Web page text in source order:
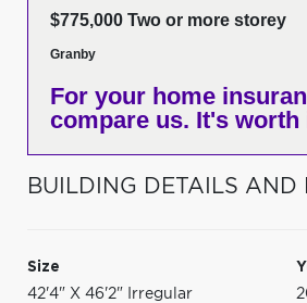
$775,000 Two or more storey
Granby
For your home
compare us. It's worth
BUILDING DETAILS AND
Size
42'4" X 46'2" Irregular